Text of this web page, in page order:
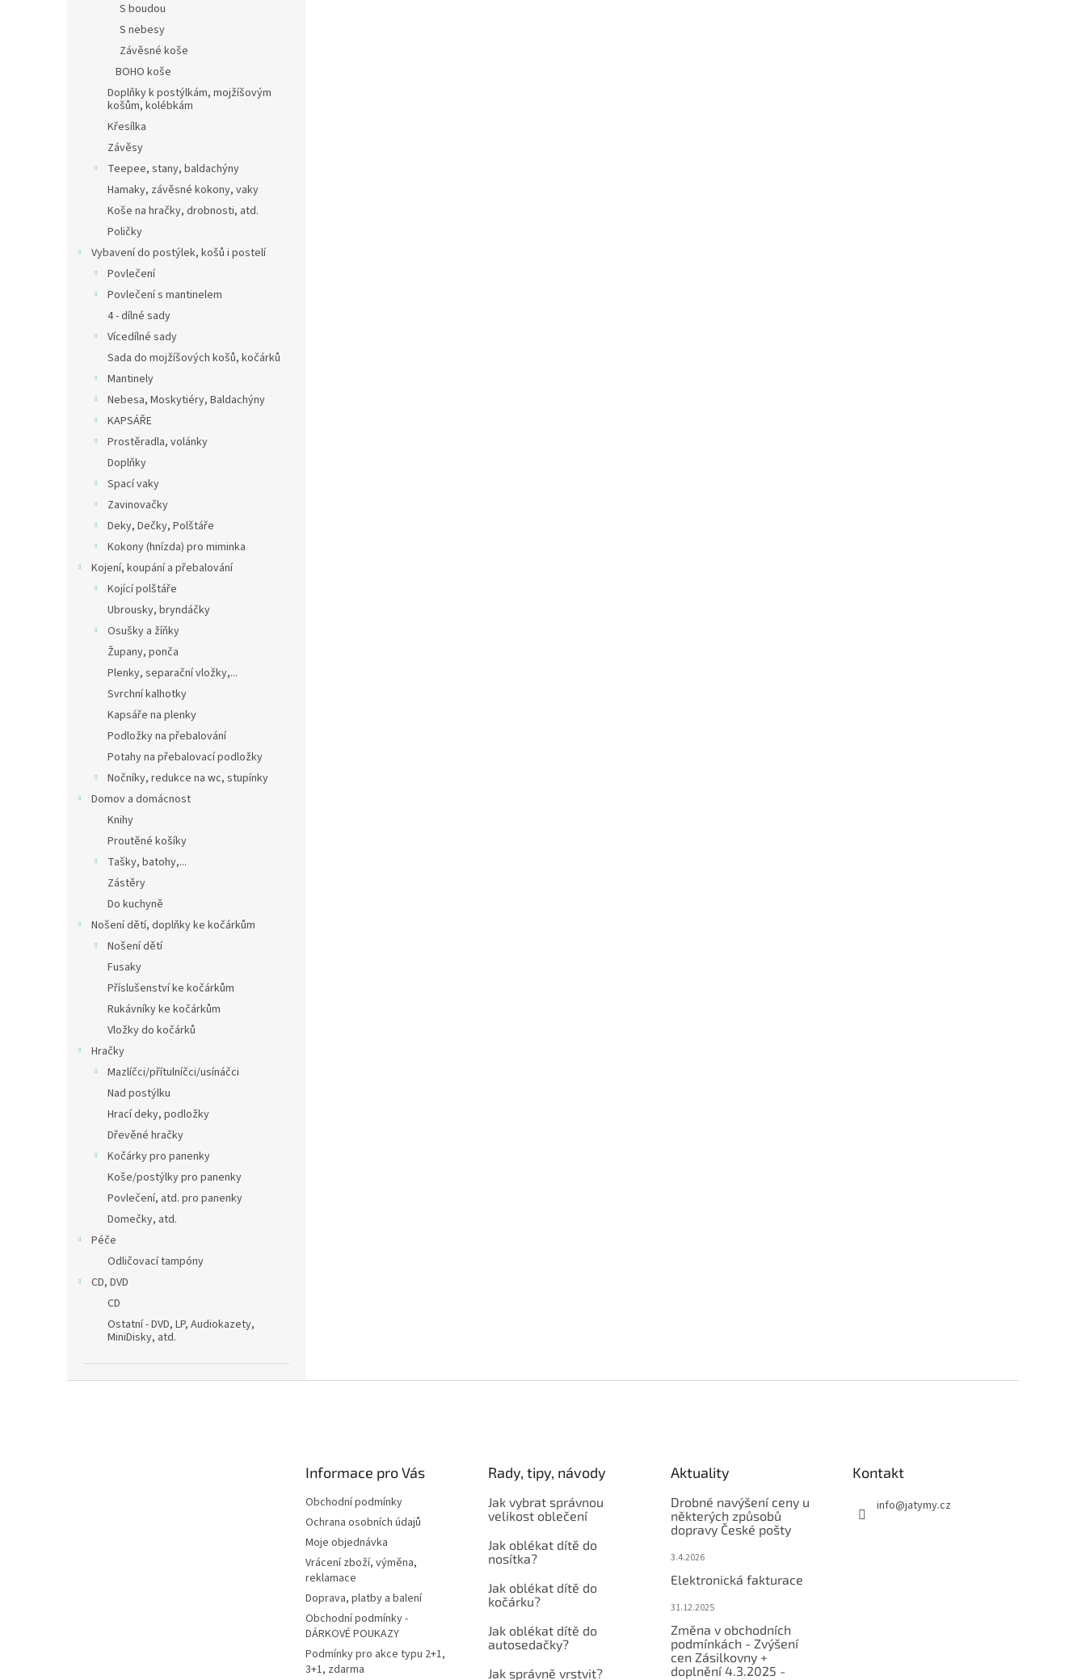
S boudou
S nebesy
Závěsné koše
BOHO koše
Doplňky k postýlkám, mojžíšovým
košům, kolébkám
Křesílka
Závěsy
Teepee, stany, baldachýny
Hamaky, závěsné kokony, vaky
Koše na hračky, drobnosti, atd.
Poličky
Vybavení do postýlek, košů i postelí
Povlečení
Povlečení s mantinelem
4 - dílné sady
Vícedílné sady
Sada do mojžíšových košů, kočárků
Mantinely
Nebesa, Moskytiéry, Baldachýny
KAPSÁŘE
Prostěradla, volánky
Doplňky
Spací vaky
Zavinovačky
Deky, Dečky, Polštáře
Kokony (hnízda) pro miminka
Kojení, koupání a přebalování
Kojící polštáře
Ubrousky, bryndáčky
Osušky a žíňky
Župany, ponča
Plenky, separační vložky,...
Svrchní kalhotky
Kapsáře na plenky
Podložky na přebalování
Potahy na přebalovací podložky
Nočníky, redukce na wc, stupínky
Domov a domácnost
Knihy
Proutěné košíky
Tašky, batohy,...
Zástěry
Do kuchyně
Nošení dětí, doplňky ke kočárkům
Nošení dětí
Fusaky
Příslušenství ke kočárkům
Rukávníky ke kočárkům
Vložky do kočárků
Hračky
Mazlíčci/přítulníčci/usínáčci
Nad postýlku
Hrací deky, podložky
Dřevěné hračky
Kočárky pro panenky
Koše/postýlky pro panenky
Povlečení, atd. pro panenky
Domečky, atd.
Péče
Odličovací tampóny
CD, DVD
CD
Ostatní - DVD, LP, Audiokazety,
MiniDisky, atd.
Informace pro Vás
Obchodní podmínky
Ochrana osobních údajů
Moje objednávka
Vrácení zboží, výměna,
reklamace
Doprava, platby a balení
Obchodní podmínky -
DÁRKOVÉ POUKAZY
Podmínky pro akce typu 2+1,
3+1, zdarma
Rady, tipy, návody
Jak vybrat správnou
velikost oblečení
Jak oblékat dítě do
nosítka?
Jak oblékat dítě do
kočárku?
Jak oblékat dítě do
autosedačky?
Jak správně vrstvit?
Aktuality
Drobné navýšení ceny u
některých způsobů
dopravy České pošty
3.4.2026
Elektronická fakturace
31.12.2025
Změna v obchodních
podmínkách - Zvýšení
cen Zásilkovny +
doplnění 4.3.2025 -
Kontakt
info@jatymy.cz